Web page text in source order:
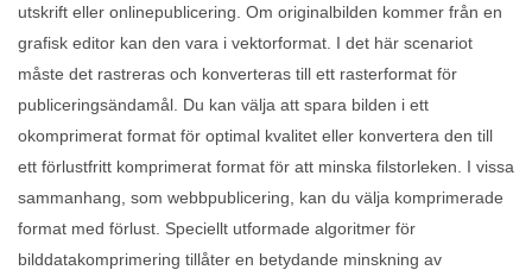
utskrift eller onlinepublicering. Om originalbilden kommer från en
grafisk editor kan den vara i vektorformat. I det här scenariot
måste det rastreras och konverteras till ett rasterformat för
publiceringsändamål. Du kan välja att spara bilden i ett
okomprimerat format för optimal kvalitet eller konvertera den till
ett förlustfritt komprimerat format för att minska filstorleken. I vissa
sammanhang, som webbpublicering, kan du välja komprimerade
format med förlust. Speciellt utformade algoritmer för
bilddatakomprimering tillåter en betydande minskning av